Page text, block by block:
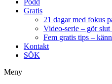
Podd
Gratis
21 dagar med fokus
Video-serie – gör slut
Fem gratis tips –
Kontakt
SÖK
Meny